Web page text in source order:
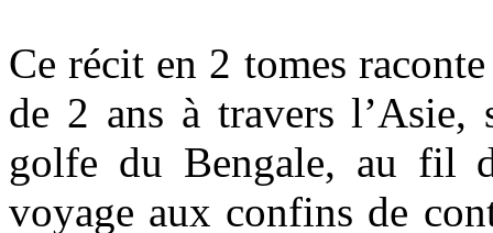
Ce récit en 2 tomes
de 2 ans à travers
golfe du Bengale, au fil
voyage aux confins de